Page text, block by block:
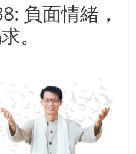
負面情緒，
。